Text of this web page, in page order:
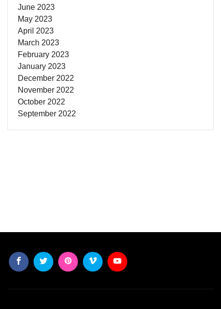
June 2023
May 2023
April 2023
March 2023
February 2023
January 2023
December 2022
November 2022
October 2022
September 2022